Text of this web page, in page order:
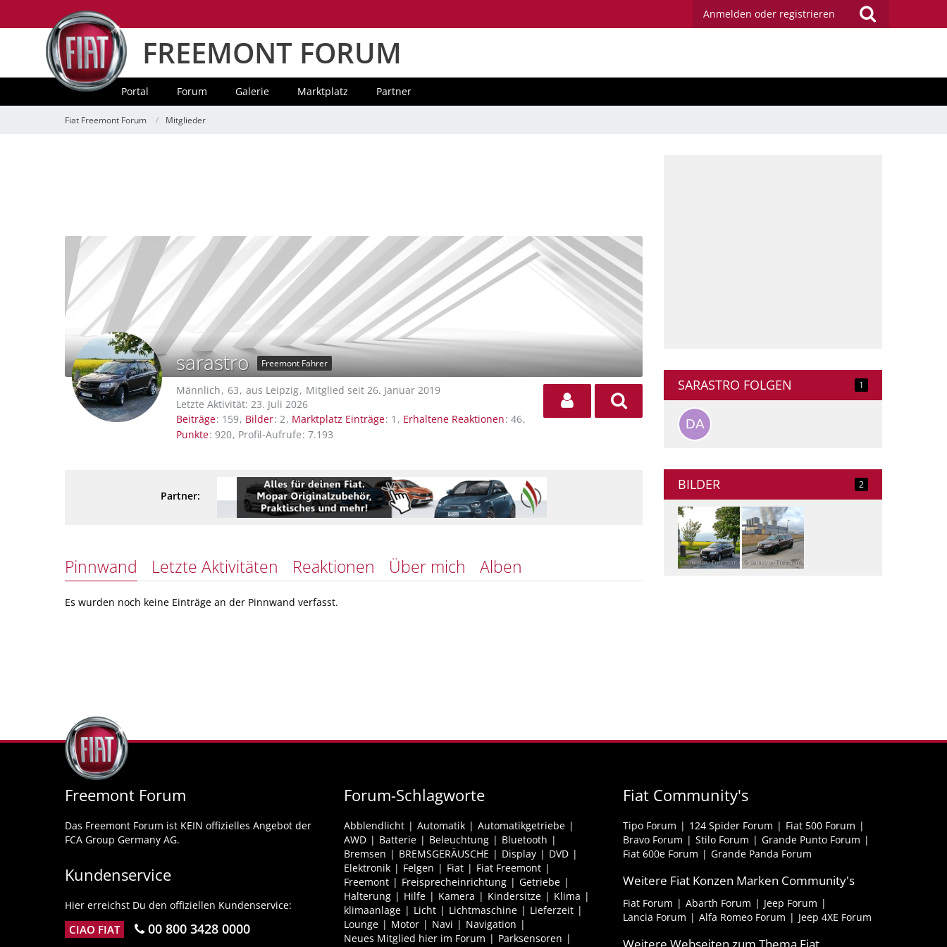
Anmelden oder registrieren
FREEMONT FORUM
Portal Forum Galerie Marktplatz Partner
Fiat Freemont Forum Mitglieder
sarastro Freemont Fahrer
Männlich 63 aus Leipzig Mitglied seit 26. Januar 2019
Letzte Aktivität: 23. Juli 2026
Beiträge 159 Bilder 2 Marktplatz Einträge 1 Erhaltene Reaktionen 46
Punkte 920 Profil-Aufrufe 7.193
Partner:
Pinnwand Letzte Aktivitäten Reaktionen Über mich Alben
Es wurden noch keine Einträge an der Pinnwand verfasst.
SARASTRO FOLGEN 1
BILDER 2
Freemont Forum
Das Freemont Forum ist KEIN offizielles Angebot der
FCA Group Germany AG.
Kundenservice
Hier erreichst Du den offiziellen Kundenservice:
CIAO FIAT 00 800 3428 0000
Forum-Schlagworte
Abblendlicht Automatik
Automatikgetriebe
AWD
Batterie Beleuchtung
Bluetooth
Bremsen
BREMSGERÄUSCHE Display
DVD
Elektronik
Felgen Fiat
Fiat Freemont
Freemont
Freisprecheinrichtung
Getriebe
Halterung
Hilfe Kamera Kindersitze
Klima
klimaanlage
Licht Lichtmaschine
Lieferzeit
Lounge
Motor Navi
Navigation
Neues Mitglied hier im Forum
Parksensoren
Fiat Community's
Tipo Forum 124 Spider Forum
Fiat 500 Forum
Bravo Forum
Stilo Forum
Grande Punto Forum
Fiat 600e Forum
Grande Panda Forum
Weitere Fiat Konzen Marken Community's
Fiat Forum Abarth Forum
Jeep Forum
Lancia Forum
Alfa Romeo Forum Jeep 4XE Forum